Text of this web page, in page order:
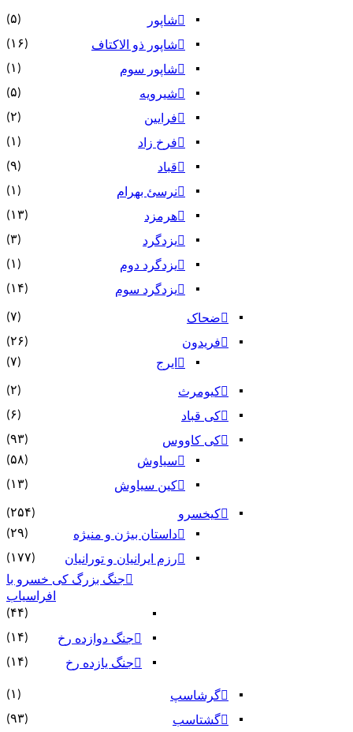
شاپور (۵)
شاپور ذو الاکتاف (۱۶)
شاپور سوم‏ (۱)
شیرویه (۵)
فرایین (۲)
فرخ زاد (۱)
قباد (۹)
نرسئ بهرام‏ (۱)
هرمزد (۱۳)
یزدگرد (۳)
یزدگرد دوم (۱)
یزدگرد سوم (۱۴)
ضحاک (۷)
فریدون
(۲۶)
ایرج
(۷)
کیومرث (۲)
کی قباد (۶)
کی کاووس
(۹۳)
سیاوش
(۵۸)
کین سیاوش (۱۳)
کیخسرو
(۲۵۴)
داستان بیژن و منیژه
(۲۹)
رزم ایرانیان و تورانیان
(۱۷۷)
جنگ بزرگ کی خسرو با
افراسیاب
(۴۴)
جنگ دوازده رخ (۱۴)
جنگ یازده رخ (۱۴)
گرشاسپ (۱)
گشتاسب
(۹۳)